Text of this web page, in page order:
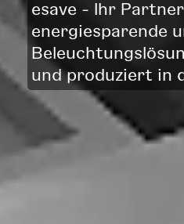
esave - Ihr
energiesparende
und produziert in